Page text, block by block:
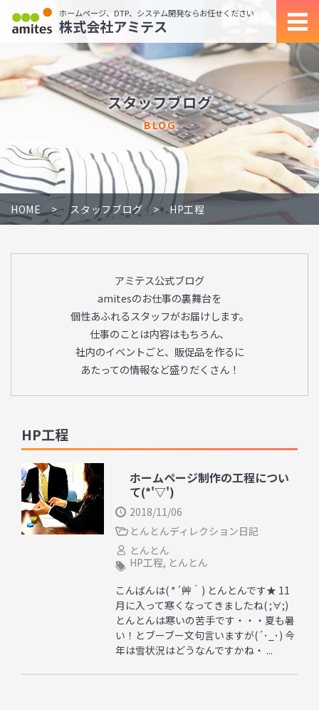
ホームページ、DTP、システム開発ならお任せください
株式会社アミテス
スタッフブログ
BLOG
HOME スタッフブログ HP工程
アミテス公式ブログ
amitesのお仕事の裏舞台を
個性あふれるスタッフがお届けします。
仕事のことは内容はもちろん、
社内のイベントごと、販促品を作るに
あたっての情報など盛りだくさん！
HP工程
ホームページ制作の工程につい
て(*'▽')
2018/11/06
とんとんディレクション日記
とんとん
HP工程, とんとん
こんばんは( *´艸｀) とんとんです★ 11
月に入って寒くなってきましたね( ;∀;)
とんとんは寒いの苦手です・・・夏も暑
い！とブーブー文句言いますが(´･_･) 今
年は雪状況はどうなんですかね・ ...